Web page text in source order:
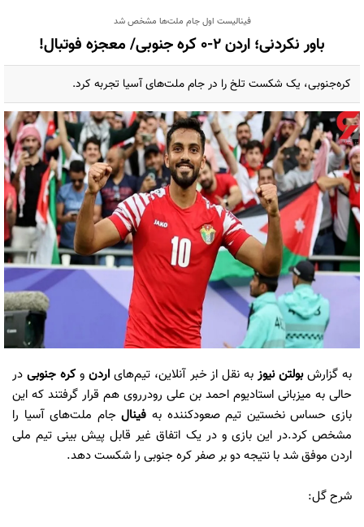
فینالیست اول جام ملت‌ها مشخص شد
باور نکردنی؛ اردن 2-0 کره جنوبی/ معجزه فوتبال!
کره‌جنوبی، یک شکست تلخ را در جام ملت‌‎های آسیا تجربه کرد.
به گزارشبولتن نیوز به نقل از خبر آنلاین، تیم‌هایاردنوکره جنوبی در
حالی به میزبانی استادیوم احمد بن علی رودرروی هم قرار گرفتند که این
بازی حساس نخستین تیم صعودکننده به فینالجام ملت‌های آسیا را
مشخص کرد.در این بازی و در یک اتفاق غیر قابل پیش بینی تیم ملی
اردن موفق شد با نتیجه دو بر صفر کره جنوبی را شکست دهد.
شرح گل: